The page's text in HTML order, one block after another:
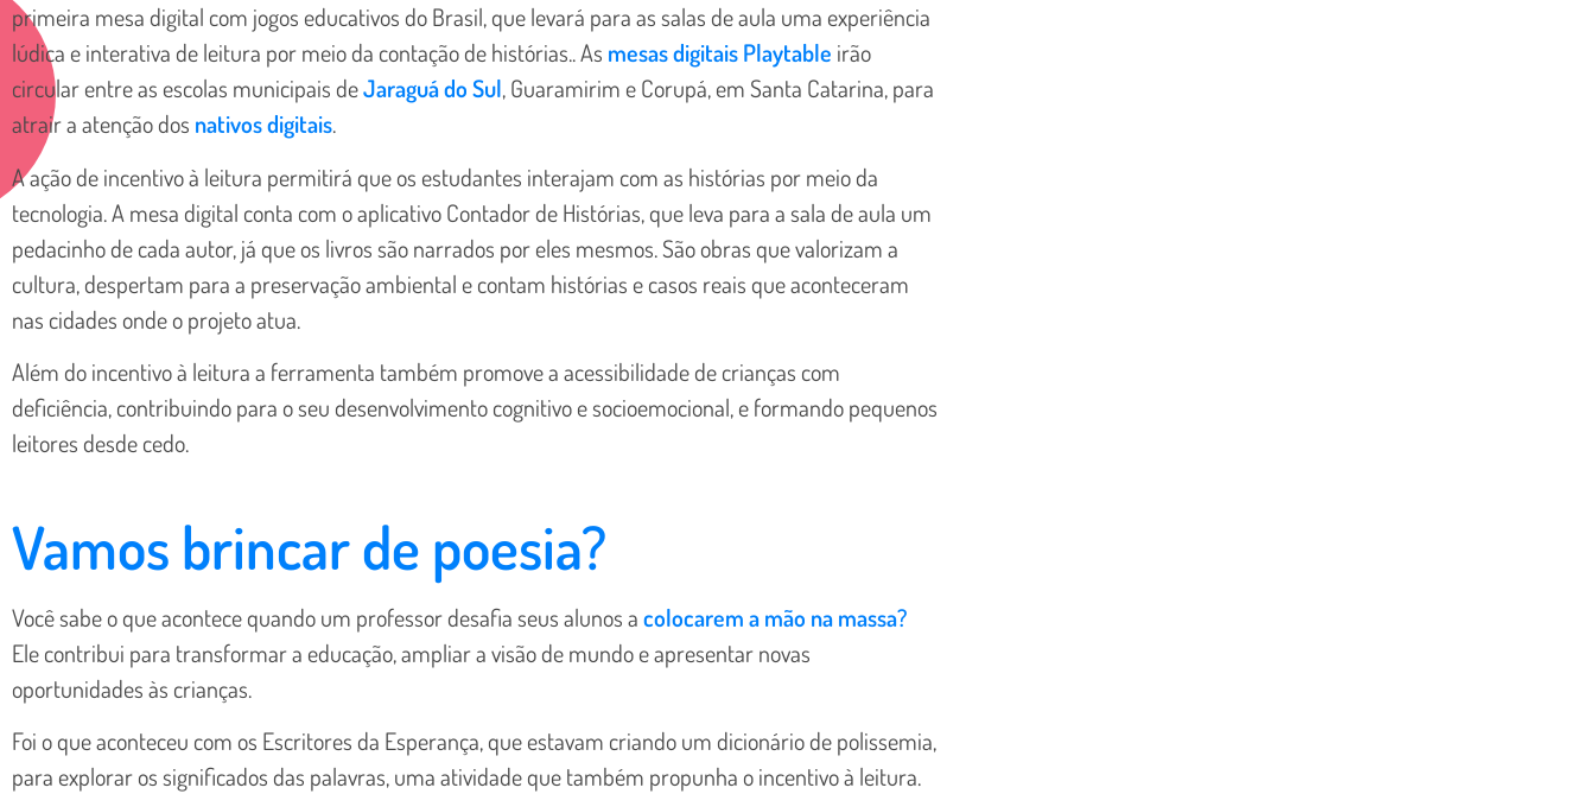
primeira mesa digital com jogos educativos do Brasil, que levará para as salas de aula uma experiência
lúdica e interativa de leitura por meio da contação de histórias.. As mesas digitais Playtable irão
circular entre as escolas municipais deJaraguá do Sul, Guaramirim e Corupá, em Santa Catarina, para
atrair a atenção dos nativos digitais.
A ação de incentivo à leitura permitirá que os estudantes interajam com as histórias por meio da
tecnologia. A mesa digital conta com o aplicativo Contador de Histórias, que leva para a sala de aula um
pedacinho de cada autor, já que os livros são narrados por eles mesmos. São obras que valorizam a
cultura, despertam para a preservação ambiental e contam histórias e casos reais que aconteceram
nas cidades onde o projeto atua.
Além do incentivo à leitura a ferramenta também promove a acessibilidade de crianças com
deficiência, contribuindo para o seu desenvolvimento cognitivo e socioemocional, e formando pequenos
leitores desde cedo.
Vamos brincar de poesia?
Você sabe o que acontece quando um professor desafia seus alunos acolocarem a mão na massa?
Ele contribui para transformar a educação, ampliar a visão de mundo e apresentar novas
oportunidades às crianças.
Foi o que aconteceu com os Escritores da Esperança, que estavam criando um dicionário de polissemia,
para explorar os significados das palavras, uma atividade que também propunha o incentivo à leitura.